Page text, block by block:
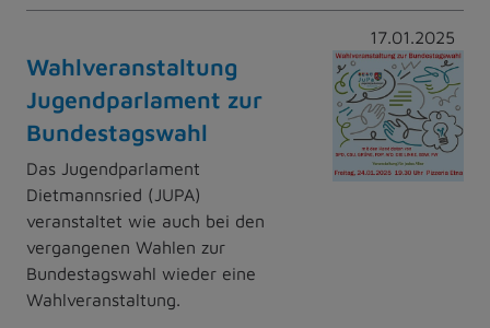
17.01.2025
Wahlveranstaltung
Jugendparlament zur
Bundestagswahl
Das Jugendparlament
Dietmannsried (JUPA)
veranstaltet wie auch bei den
vergangenen Wahlen zur
Bundestagswahl wieder eine
Wahlveranstaltung.